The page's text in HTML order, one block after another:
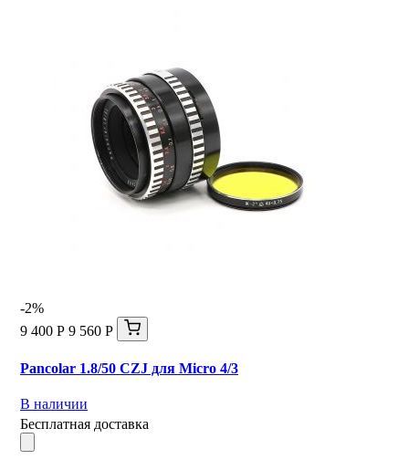
-2%
9 400 Р 9 560 Р
Pancolar 1.8/50 CZJ для Micro 4/3
В наличии
Бесплатная доставка